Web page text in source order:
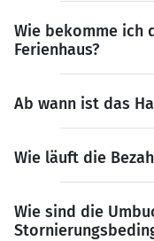
Wie bekomme ich
Ferienhaus?
Ab wann ist das
Wie läuft die
Wie sind die